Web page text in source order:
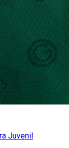
Juvenil